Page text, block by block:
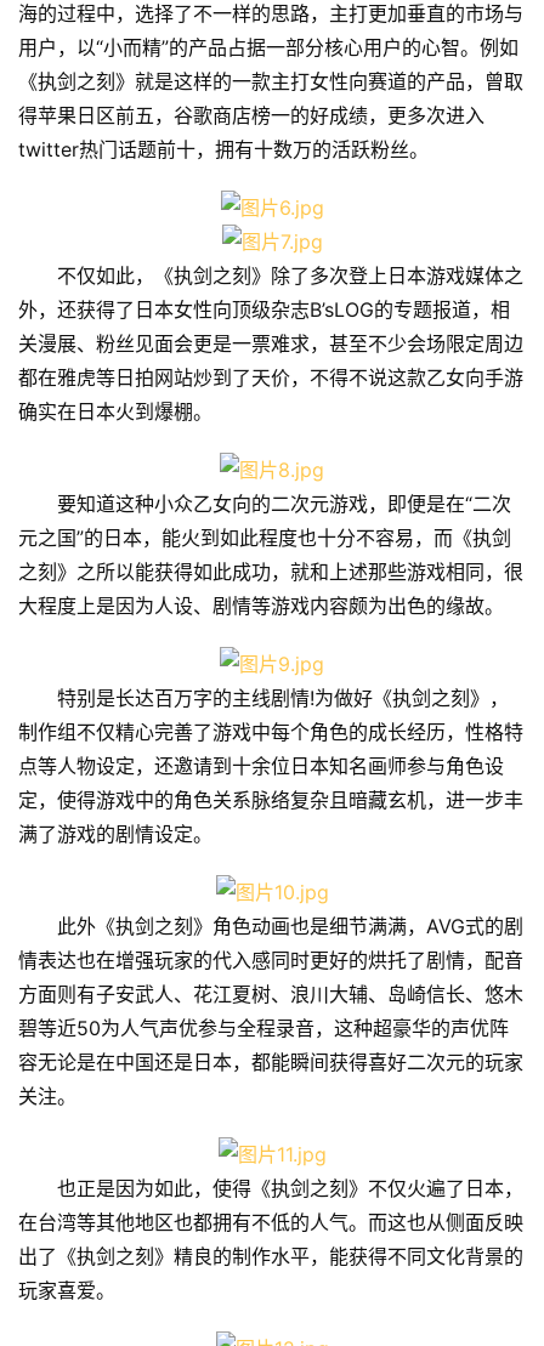
海的过程中，选择了不一样的思路，主打更加垂直的市场与
用户，以“小而精”的产品占据一部分核心用户的心智。例如
《执剑之刻》就是这样的一款主打女性向赛道的产品，曾取
得苹果日区前五，谷歌商店榜一的好成绩，更多次进入
twitter热门话题前十，拥有十数万的活跃粉丝。
不仅如此，《执剑之刻》除了多次登上日本游戏媒体之
外，还获得了日本女性向顶级杂志B’sLOG的专题报道，相
关漫展、粉丝见面会更是一票难求，甚至不少会场限定周边
都在雅虎等日拍网站炒到了天价，不得不说这款乙女向手游
确实在日本火到爆棚。
要知道这种小众乙女向的二次元游戏，即便是在“二次
元之国”的日本，能火到如此程度也十分不容易，而《执剑
之刻》之所以能获得如此成功，就和上述那些游戏相同，很
大程度上是因为人设、剧情等游戏内容颇为出色的缘故。
特别是长达百万字的主线剧情!为做好《执剑之刻》，
制作组不仅精心完善了游戏中每个角色的成长经历，性格特
点等人物设定，还邀请到十余位日本知名画师参与角色设
定，使得游戏中的角色关系脉络复杂且暗藏玄机，进一步丰
满了游戏的剧情设定。
此外《执剑之刻》角色动画也是细节满满，AVG式的剧
情表达也在增强玩家的代入感同时更好的烘托了剧情，配音
方面则有子安武人、花江夏树、浪川大辅、岛崎信长、悠木
碧等近50为人气声优参与全程录音，这种超豪华的声优阵
容无论是在中国还是日本，都能瞬间获得喜好二次元的玩家
关注。
也正是因为如此，使得《执剑之刻》不仅火遍了日本，
在台湾等其他地区也都拥有不低的人气。而这也从侧面反映
出了《执剑之刻》精良的制作水平，能获得不同文化背景的
玩家喜爱。